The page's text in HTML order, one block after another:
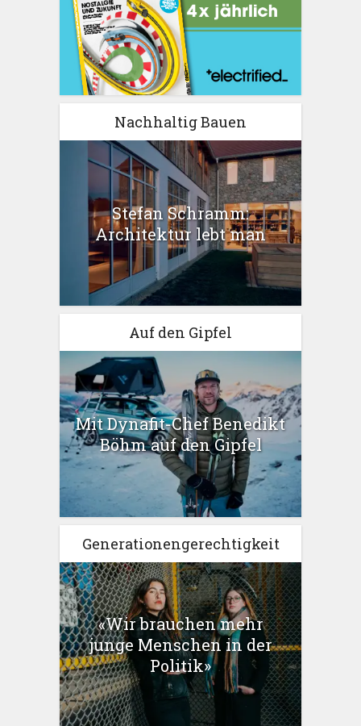
Nachhaltig Bauen
Stefan Schramm:
Architektur lebt man
Auf den Gipfel
Mit Dynafit-Chef Benedikt
Böhm auf den Gipfel
Generationengerechtigkeit
«Wir brauchen mehr
junge Menschen in der
Politik»